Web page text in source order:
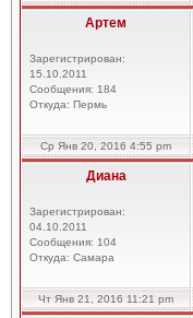
Артем
Зарегистрирован:
15.10.2011
Сообщения: 184
Откуда: Пермь
Ср Янв 20, 2016 4:55 pm
Диана
Зарегистрирован:
04.10.2011
Сообщения: 104
Откуда: Самара
Чт Янв 21, 2016 11:21 pm